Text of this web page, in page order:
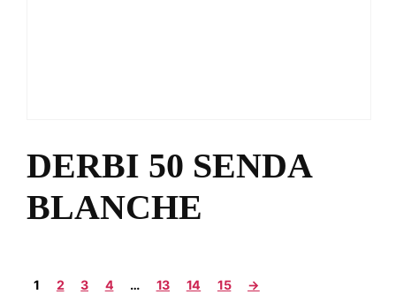
DERBI 50 SENDA
BLANCHE
1 2 3 4 … 13 14 15 →